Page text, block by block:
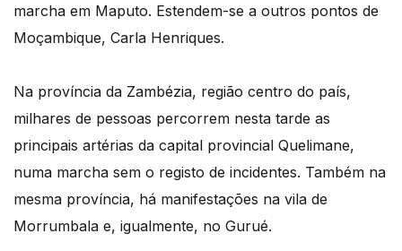
marcha em Maputo. Estendem-se a outros pontos de
Moçambique, Carla Henriques.
Na província da Zambézia, região centro do país,
milhares de pessoas percorrem nesta tarde as
principais artérias da capital provincial Quelimane,
numa marcha sem o registo de incidentes. Também na
mesma província, há manifestações na vila de
Morrumbala e, igualmente, no Gurué.